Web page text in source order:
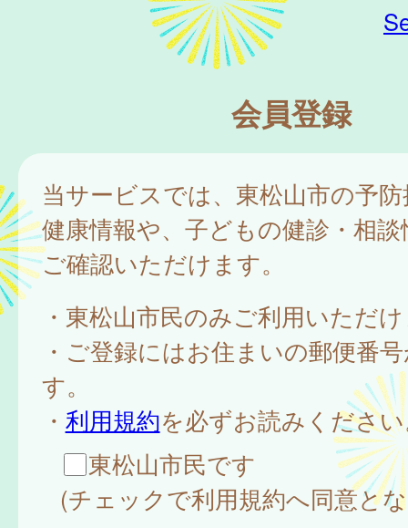
会員登録
当サービスでは、東松山市の予
健康情報や、子どもの健診・相
ご確認いただけます。
・東松山市民のみご利用いただ
・ご登録にはお住まいの郵便番
す。
・ 利用規約を必ずお読みくださ
東松山市民です
(チェックで利用規約へ同意と